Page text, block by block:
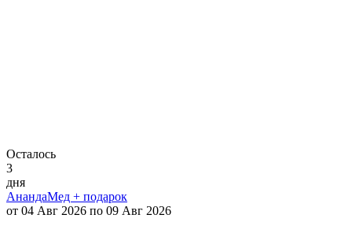
Осталось
3
дня
АнандаМед + подарок
от 04 Авг 2026 по 09 Авг 2026